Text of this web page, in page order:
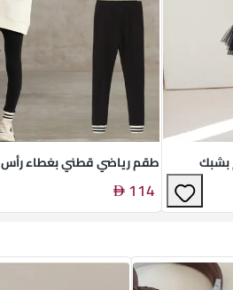
بشبك طقم رياضي قطني بغطاء رأس
114